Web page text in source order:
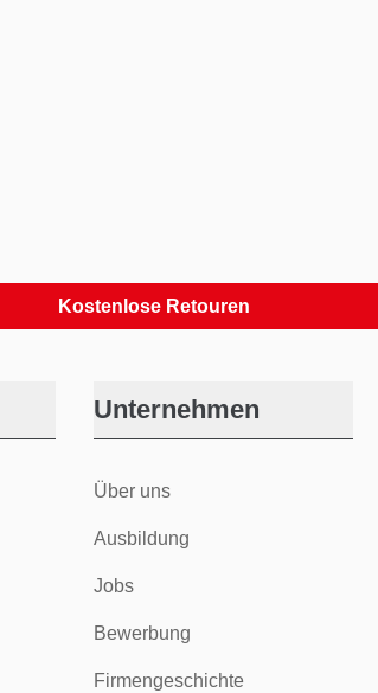
Kostenlose Retouren
Unternehmen
Über uns
Ausbildung
Jobs
Bewerbung
Firmengeschichte